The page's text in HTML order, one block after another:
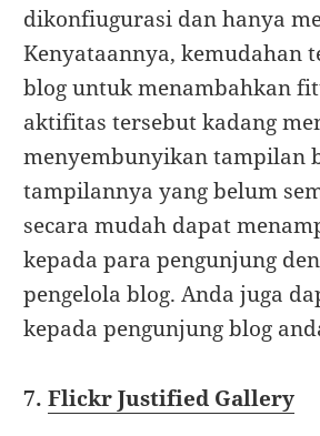
dikonfiugurasi dan hanya
Kenyataannya, kemudahan
blog untuk menambahkan
aktifitas tersebut kadang
menyembunyikan tampilan
tampilannya yang belum
secara mudah dapat
kepada para pengunjung
pengelola blog. Anda juga
kepada pengunjung blog
7.Flickr Justified Gallery